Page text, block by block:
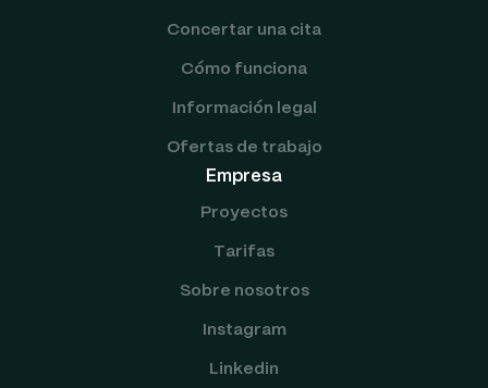
Concertar una cita
Cómo funciona
Información legal
Ofertas de trabajo
Empresa
Proyectos
Tarifas
Sobre nosotros
Instagram
Linkedin